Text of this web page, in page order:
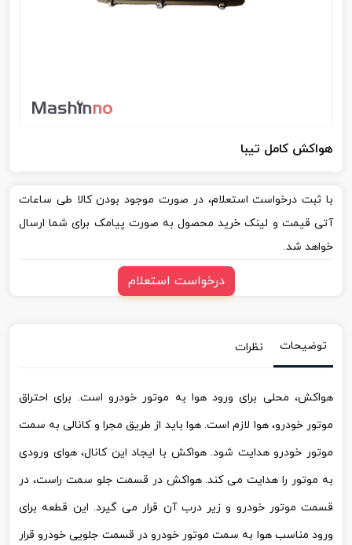
هواکش کامل تیبا
با ثبت درخواست استعلام، در صورت موجود بودن کالا طی ساعات
آتی قیمت و لینک خرید محصول به صورت پیامک برای شما ارسال
خواهد شد.
درخواست استعلام
توضیحات نظرات
هواکش، محلی برای ورود هوا به موتور خودرو است. برای احتراق
موتور خودرو، هوا لازم است. هوا باید از طریق مجرا و کانالی به سمت
موتور خودرو هدایت شود. هواکش با ایجاد این کانال، هوای ورودی
به موتور را هدایت می کند. هواکش در قسمت جلو سمت راست، در
قسمت موتور خودرو و زیر درب آن قرار می گیرد. این قطعه برای
ورود مناسب هوا به سمت موتور خودرو در قسمت جلویی خودرو قرار